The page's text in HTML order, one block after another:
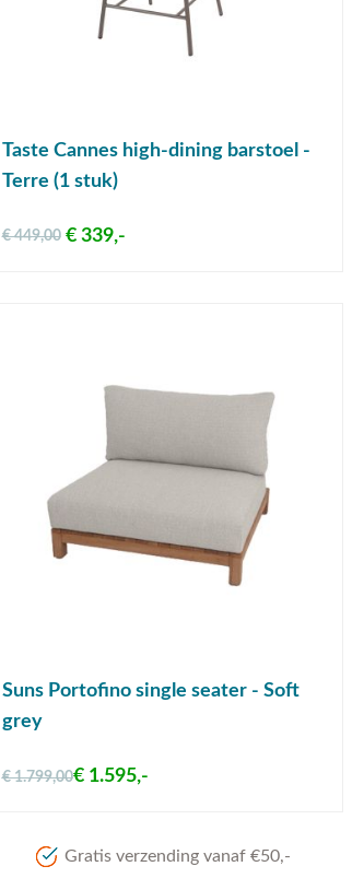
Taste Cannes high-dining barstoel -
Terre (1 stuk)
€ 339,-
€ 449,00
Suns Portofino single seater - Soft
grey
€ 1.799,00€ 1.595,-
Gratis verzending vanaf €50,-